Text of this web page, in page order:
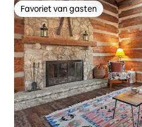
Favoriet van gasten
Favoriet van gasten